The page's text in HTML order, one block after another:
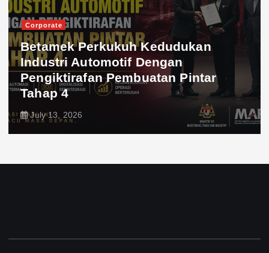
Corporate
Betamek Perkukuh Kedudukan
Industri Automotif Dengan
Pengiktirafan Pembuatan Pintar
Tahap 4
July 13, 2026